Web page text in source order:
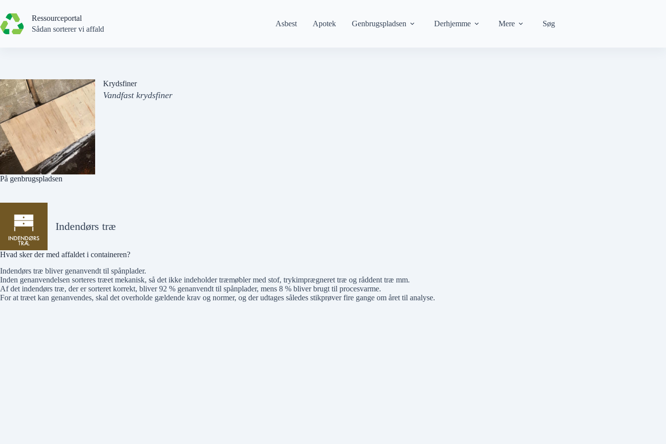
indhold
Ressourceportal
Sådan sorterer vi affald
Asbest Apotek Genbrugspladsen Derhjemme Mere Søg
Krydsfiner
Vandfast krydsfiner
På genbrugspladsen
Indendørs træ
Hvad sker der med affaldet i containeren?
Indendørs træ bliver genanvendt til spånplader.
Inden genanvendelsen sorteres træet mekanisk, så det ikke indeholder træmøbler med stof, trykimprægneret træ og råddent træ mm.
Af det indendørs træ, der er sorteret korrekt, bliver 92 % genanvendt til spånplader, mens 8 % bliver brugt til procesvarme.
For at træet kan genanvendes, skal det overholde gældende krav og normer, og der udtages således stikprøver fire gange om året til analyse.